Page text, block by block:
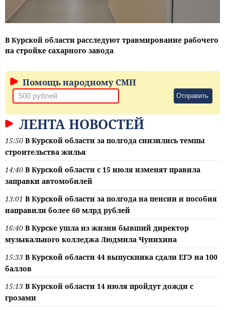
В Курской области расследуют травмирование рабочего
на стройке сахарного завода
Помощь народному СМИ
Отправить
ЛЕНТА НОВОСТЕЙ
15:50 В Курской области за полгода снизились темпы
строительства жилья
14:40 В Курской области с 15 июля изменят правила
заправки автомобилей
13:01 В Курской области за полгода на пенсии и пособия
направили более 60 млрд рублей
16:40 В Курске ушла из жизни бывший директор
музыкального колледжа Людмила Чунихина
15:33 В Курской области 44 выпускника сдали ЕГЭ на 100
баллов
15:13 В Курской области 14 июля пройдут дожди с
грозами